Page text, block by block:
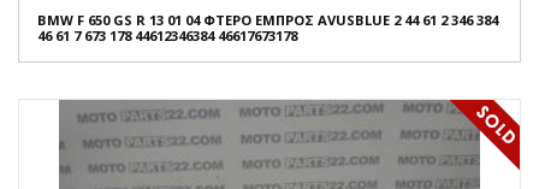
BMW F 650 GS R 13 01 04 ΦΤΕΡΟ ΕΜΠΡΟΣ AVUSBLUE 2 44 61 2 346 384
46 61 7 673 178 44612346384 46617673178